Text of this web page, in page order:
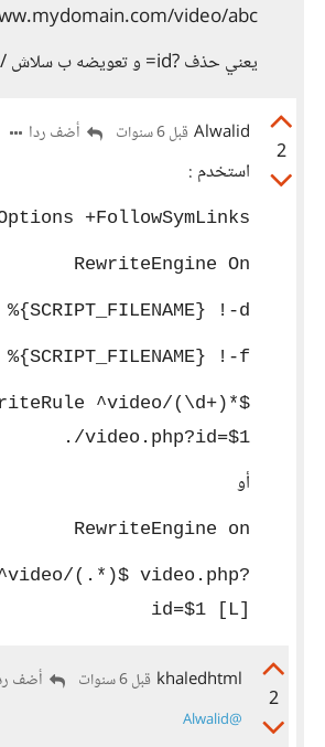
video/abc
يعني حذف ?id= و تعويضه ب سلاش /
2
Alwalid قبل 6 سنوات أضف ردا
استخدم :
+FollowSymLinks
RewriteEngine On
!-d
!-f
^video/(\d+)*$
./video.php?id=$1
أو
RewriteEngine on
(.*)$ video.php?
id=$1 [L]
2
khaledhtml قبل 6 سنوات أضف
@Alwalid